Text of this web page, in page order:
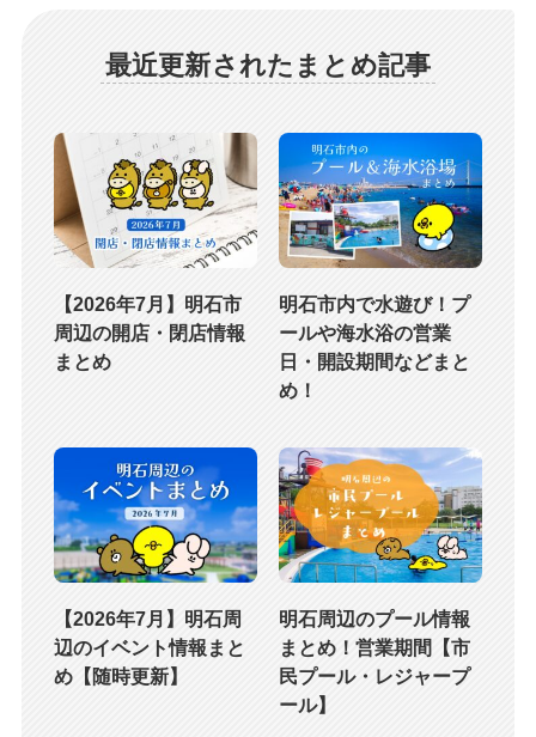
最近更新されたまとめ記事
【2026年7月】明石市
周辺の開店・閉店情報
まとめ
明石市内で水遊び！プ
ールや海水浴の営業
日・開設期間などまと
め！
【2026年7月】明石周
辺のイベント情報まと
め【随時更新】
明石周辺のプール情報
まとめ！営業期間【市
民プール・レジャープ
ール】